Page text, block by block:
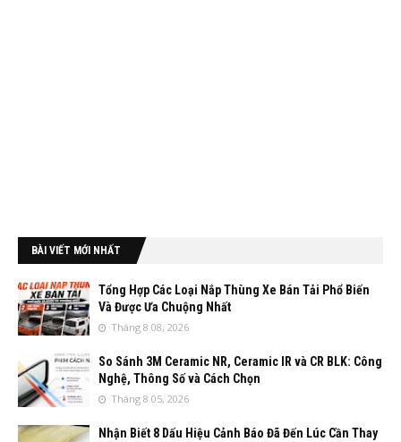
BÀI VIẾT MỚI NHẤT
Tổng Hợp Các Loại Nắp Thùng Xe Bán Tải Phổ Biến
Và Được Ưa Chuộng Nhất
Tháng 8 08, 2026
So Sánh 3M Ceramic NR, Ceramic IR và CR BLK: Công
Nghệ, Thông Số và Cách Chọn
Tháng 8 05, 2026
Nhận Biết 8 Dấu Hiệu Cảnh Báo Đã Đến Lúc Cần Thay